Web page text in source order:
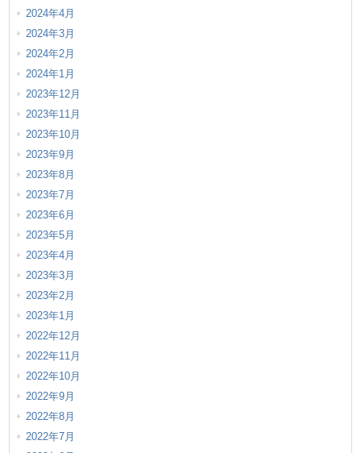
2024年4月
2024年3月
2024年2月
2024年1月
2023年12月
2023年11月
2023年10月
2023年9月
2023年8月
2023年7月
2023年6月
2023年5月
2023年4月
2023年3月
2023年2月
2023年1月
2022年12月
2022年11月
2022年10月
2022年9月
2022年8月
2022年7月